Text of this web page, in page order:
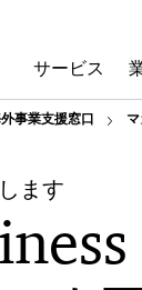
サービス
事業支援窓口
ます